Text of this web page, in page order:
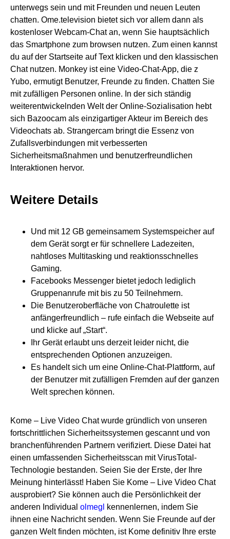
unterwegs sein und mit Freunden und neuen Leuten
chatten. Ome.television bietet sich vor allem dann als
kostenloser Webcam-Chat an, wenn Sie hauptsächlich
das Smartphone zum browsen nutzen. Zum einen kannst
du auf der Startseite auf Text klicken und den klassischen
Chat nutzen. Monkey ist eine Video-Chat-App, die z
Yubo, ermutigt Benutzer, Freunde zu finden. Chatten Sie
mit zufälligen Personen online. In der sich ständig
weiterentwickelnden Welt der Online-Sozialisation hebt
sich Bazoocam als einzigartiger Akteur im Bereich des
Videochats ab. Strangercam bringt die Essenz von
Zufallsverbindungen mit verbesserten
Sicherheitsmaßnahmen und benutzerfreundlichen
Interaktionen hervor.
Weitere Details
Und mit 12 GB gemein­samem System­speicher auf
dem Gerät sorgt er für schnel­lere Lade­zeiten,
nahtloses Multi­tasking und reaktions­schnelles
Gaming.
Facebooks Messenger bietet jedoch lediglich
Gruppenanrufe mit bis zu 50 Teilnehmern.
Die Benutzeroberfläche von Chatroulette ist
anfängerfreundlich – rufe einfach die Webseite auf
und klicke auf „Start“.
Ihr Gerät erlaubt uns derzeit leider nicht, die
entsprechenden Optionen anzuzeigen.
Es handelt sich um eine Online-Chat-Plattform, auf
der Benutzer mit zufälligen Fremden auf der ganzen
Welt sprechen können.
Kome – Live Video Chat wurde gründlich von unseren
fortschrittlichen Sicherheitssystemen gescannt und von
branchenführenden Partnern verifiziert. Diese Datei hat
einen umfassenden Sicherheitsscan mit VirusTotal-
Technologie bestanden. Seien Sie der Erste, der Ihre
Meinung hinterlässt! Haben Sie Kome – Live Video Chat
ausprobiert? Sie können auch die Persönlichkeit der
anderen Individual olmegl
kennenlernen, indem Sie
ihnen eine Nachricht senden. Wenn Sie Freunde auf der
ganzen Welt finden möchten, ist Kome definitiv Ihre erste